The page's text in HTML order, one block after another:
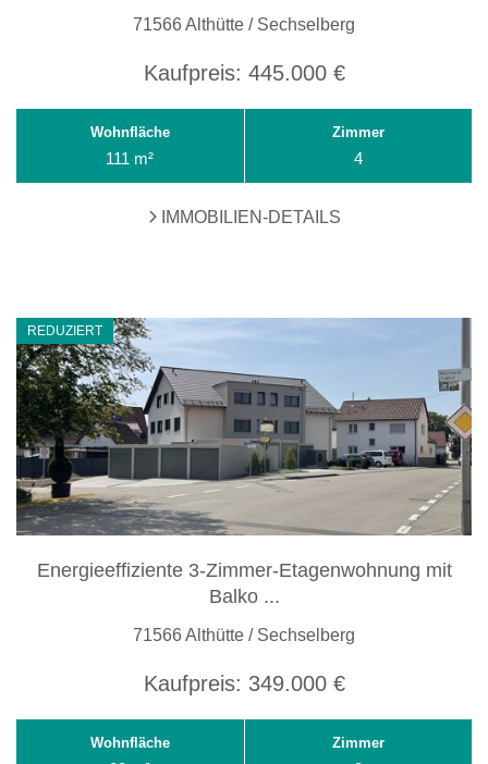
71566 Althütte / Sechselberg
Kaufpreis: 445.000 €
Wohnfläche
111 m²
Zimmer
4
IMMOBILIEN-DETAILS
REDUZIERT
Energieeffiziente 3-Zimmer-Etagenwohnung mit
Balko ...
71566 Althütte / Sechselberg
Kaufpreis: 349.000 €
Wohnfläche Zimmer